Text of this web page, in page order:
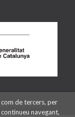
Reservats
de tercers, per
navegant,